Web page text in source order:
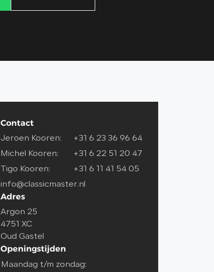
Contact
Jeroen Kooren:
+31 6 23 36 96 64
Michel Kooren:
+31 6 22 51 20 47
Tigo Kooren:
+31 6 11 41 54 05
info@classicmaster.nl
Adres
Argon 25
4751 XC
Oud Gastel
Openingstijden
Maandag t/m zondag: